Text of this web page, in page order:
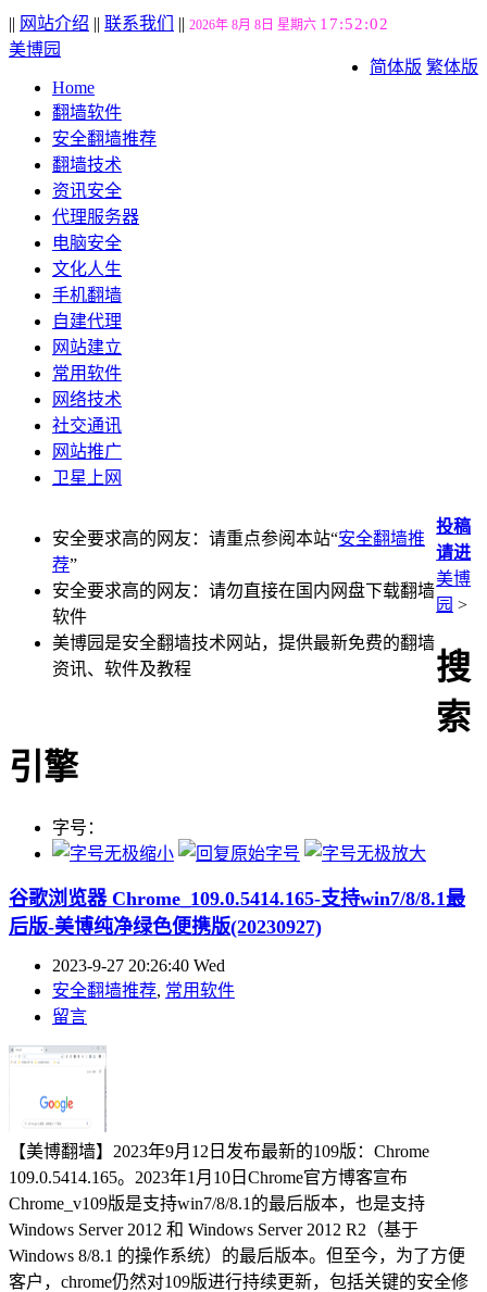
|| 网站介绍 || 联系我们 || 2026年 8月 8日 星期六 17:52:03
简体版 繁体版
美博园
Home
翻墙软件
安全翻墙推荐
翻墙技术
资讯安全
代理服务器
电脑安全
文化人生
手机翻墙
自建代理
网站建立
常用软件
网络技术
社交通讯
网站推广
卫星上网
安全要求高的网友：请重点参阅本站“安全翻墙推
荐”
安全要求高的网友：请勿直接在国内网盘下载翻墙
软件
美博园是安全翻墙技术网站，提供最新免费的翻墙
资讯、软件及教程
投稿
请进
美博
园 >
搜
索
引擎
字号：
谷歌浏览器 Chrome_109.0.5414.165-支持win7/8/8.1最
后版-美博纯净绿色便携版(20230927)
2023-9-27 20:26:40 Wed
安全翻墙推荐, 常用软件
留言
【美博翻墙】2023年9月12日发布最新的109版：Chrome
109.0.5414.165。2023年1月10日Chrome官方博客宣布
Chrome_v109版是支持win7/8/8.1的最后版本，也是支持
Windows Server 2012 和 Windows Server 2012 R2（基于
Windows 8/8.1 的操作系统）的最后版本。但至今，为了方便
客户，chrome仍然对109版进行持续更新，包括关键的安全修